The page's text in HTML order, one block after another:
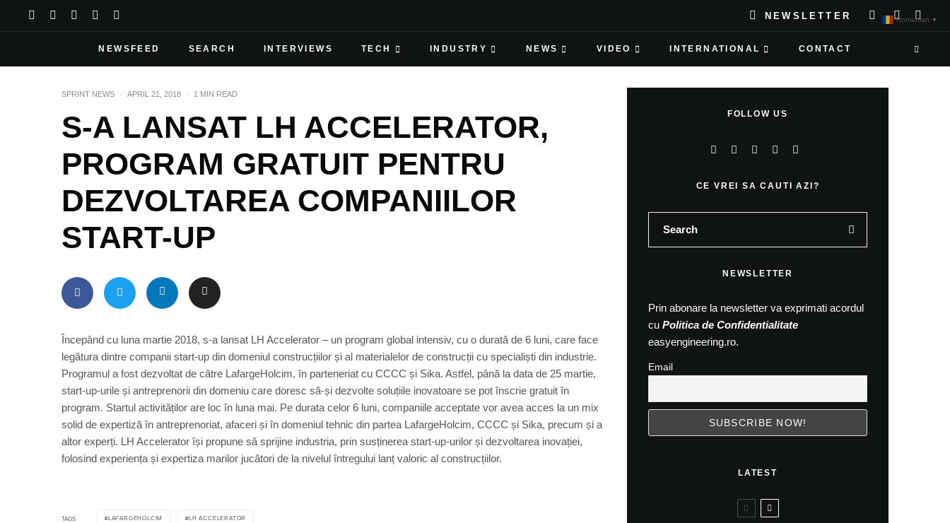
NEWSLETTER
NEWSFEED SEARCH INTERVIEWS TECH INDUSTRY NEWS VIDEO INTERNATIONAL CONTACT
SPRINT NEWS · APRIL 21, 2018 · 1 MIN READ
S-A LANSAT LH ACCELERATOR,
PROGRAM GRATUIT PENTRU
DEZVOLTAREA COMPANIILOR
START-UP
Începând cu luna martie 2018, s-a lansat LH Accelerator – un program global intensiv, cu o durată de 6 luni, care face
legătura dintre companii start-up din domeniul construcțiilor și al materialelor de construcții cu specialiști din industrie.
Programul a fost dezvoltat de către LafargeHolcim, în parteneriat cu CCCC și Sika. Astfel, până la data de 25 martie,
start-up-urile și antreprenorii din domeniu care doresc să-și dezvolte soluțiile inovatoare se pot înscrie gratuit în
program. Startul activităților are loc în luna mai. Pe durata celor 6 luni, companiile acceptate vor avea acces la un mix
solid de expertiză în antreprenoriat, afaceri și în domeniul tehnic din partea LafargeHolcim, CCCC și Sika, precum și a
altor experți. LH Accelerator își propune să sprijine industria, prin susținerea start-up-urilor și dezvoltarea inovației,
folosind experiența și expertiza marilor jucători de la nivelul întregului lanț valoric al construcțiilor.
TAGS LAFARGEHOLCIM LH ACCELERATOR
FOLLOW US
CE VREI SA CAUTI AZI?
NEWSLETTER
Prin abonare la newsletter va exprimati acordul
cu Politica de Confidentialitate
easyengineering.ro.
Email
LATEST
Romanian ▼